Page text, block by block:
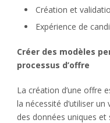
Création et
Expérience de
Créer des modèles
processus d’offre
La création d’une offre
la nécessité d’utiliser
des données uniques